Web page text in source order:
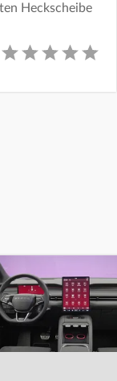
Heckscheibe